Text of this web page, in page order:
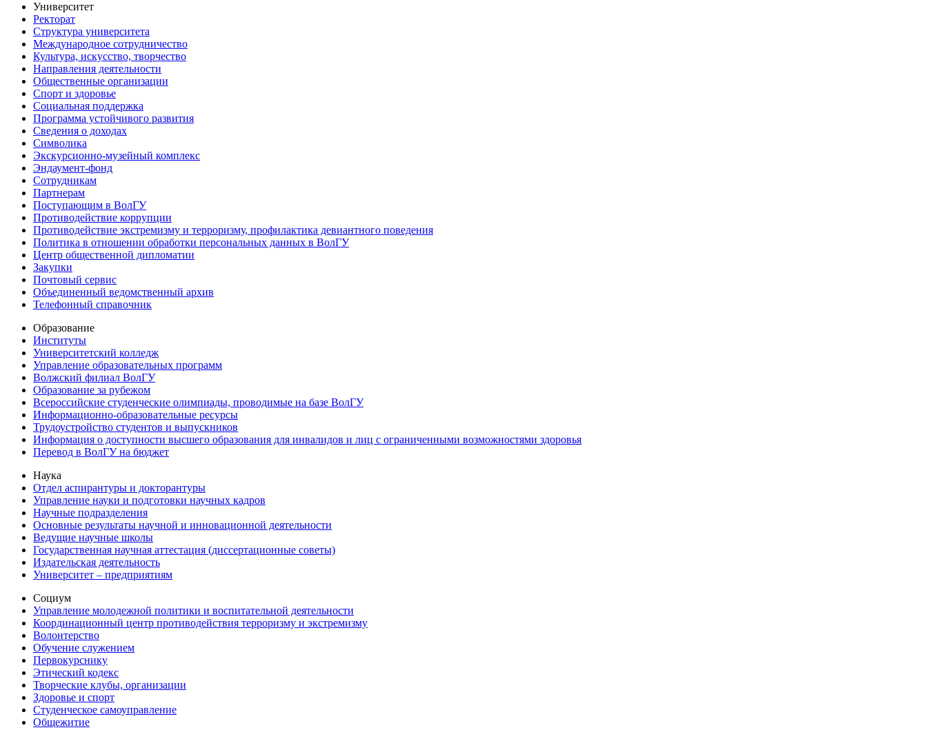
Университет
Ректорат
Структура университета
Международное сотрудничество
Культура, искусство, творчество
Направления деятельности
Общественные организации
Спорт и здоровье
Социальная поддержка
Программа устойчивого развития
Сведения о доходах
Символика
Экскурсионно-музейный комплекс
Эндаумент-фонд
Сотрудникам
Партнерам
Поступающим в ВолГУ
Противодействие коррупции
Противодействие экстремизму и терроризму, профилактика девиантного поведения
Политика в отношении обработки персональных данных в ВолГУ
Центр общественной дипломатии
Закупки
Почтовый сервис
Объединенный ведомственный архив
Телефонный справочник
Образование
Институты
Университетский колледж
Управление образовательных программ
Волжский филиал ВолГУ
Образование за рубежом
Всероссийские студенческие олимпиады, проводимые на базе ВолГУ
Информационно-образовательные ресурсы
Трудоустройство студентов и выпускников
Информация о доступности высшего образования для инвалидов и лиц с ограниченными возможностями здоровья
Перевод в ВолГУ на бюджет
Наука
Отдел аспирантуры и докторантуры
Управление науки и подготовки научных кадров
Научные подразделения
Основные результаты научной и инновационной деятельности
Ведущие научные школы
Государственная научная аттестация (диссертационные советы)
Издательская деятельность
Университет – предприятиям
Социум
Управление молодежной политики и воспитательной деятельности
Координационный центр противодействия терроризму и экстремизму
Волонтерство
Обучение служением
Первокурснику
Этический кодекс
Творческие клубы, организации
Здоровье и спорт
Студенческое самоуправление
Общежитие